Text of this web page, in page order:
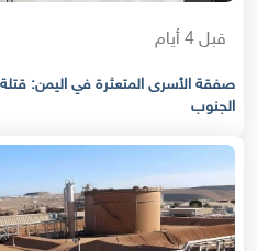
قبل 4 أيام
صفقة الأسرى المتعثرة في اليمن:
الجنوب